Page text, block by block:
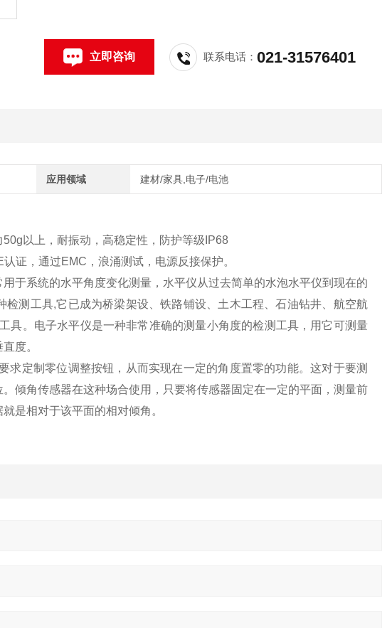
立即咨询 联系电话：021-31576401
应用领域 建材/家具,电子/电池
以上，耐振动，高稳定性，防护等级IP68
证，通过EMC，浪涌测试，电源反接保护。
于系统的水平角度变化测量，水平仪从过去简单的水泡水平仪到现在的
测工具,它已成为桥梁架设、铁路铺设、土木工程、石油钻井、航空航
具。电子水平仪是一种非常准确的测量小角度的检测工具，用它可测量
度。
求定制零位调整按钮，从而实现在一定的角度置零的功能。这对于要测
倾角传感器在这种场合使用，只要将传感器固定在一定的平面，测量前
是相对于该平面的相对倾角。